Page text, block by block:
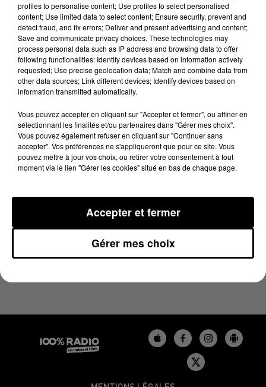
Lecture (3 min 57 sec)
100%
17 juin 2025 - 3 min 57 sec
LES INFOS DU BÉARN DU 17/06/2025 À 17H59
profiles to personalise content; Use profiles to select personalised
content; Use limited data to select content; Ensure security, prevent and
detect fraud, and fix errors; Deliver and present advertising and content;
Save and communicate privacy choices. These technologies may
process personal data such as IP address and browsing data to offer
following functionalities: Identify devices based on information actively
requested; Use precise geolocation data; Match and combine data from
other data sources; Link different devices; Identify devices based on
information transmitted automatically.
Vous pouvez accepter en cliquant sur "Accepter et fermer", ou affiner en
sélectionnant les finalités et/ou partenaires dans "Gérer mes choix".
Vous pouvez également refuser en cliquant sur "Continuer sans
accepter". Vos préférences ne s'appliqueront que pour ce site. Vous
pouvez mettre à jour vos choix, ou retirer votre consentement à tout
moment via le lien "Gérer les cookies" situé en bas de chaque page.
Gérer mes choix
Accepter et fermer